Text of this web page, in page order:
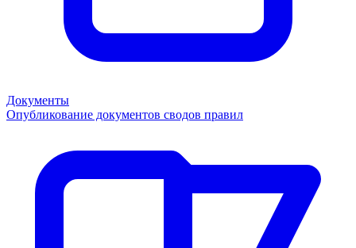
Документы
Опубликование документов сводов правил